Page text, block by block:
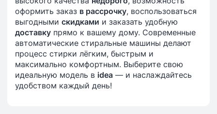
оформить заказ в рассрочку, воспользоваться
выгодными скидками и заказать удобную
доставку прямо к вашему дому. Современные
автоматические стиральные машины делают
процесс стирки лёгким, быстрым и
максимально комфортным. Выберите свою
идеальную модель в idea — и наслаждайтесь
удобством каждый день!